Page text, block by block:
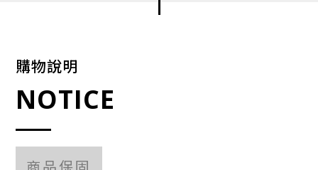
購物說明
NOTICE